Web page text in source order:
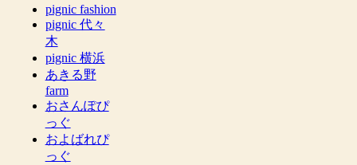
pignic fashion
pignic 代々
木
pignic 横浜
あきる野
farm
おさんぽぴ
っぐ
およばれぴ
っぐ